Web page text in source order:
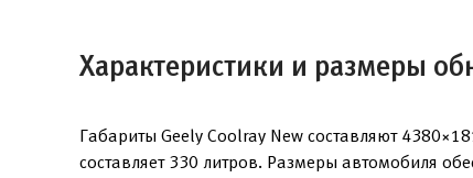
Характеристики и размеры
Габариты Geely Coolray New составляют
составляет 330 литров. Размеры автомобиля